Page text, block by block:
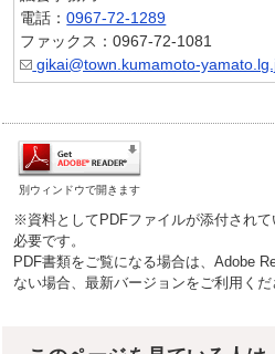
電話：0967-72-1289
ファックス：0967-72-1081
gikai@town.kumamoto-
別ウィンドウで開きます
※資料としてPDFファイルが添付され
必要です。
PDF書類をご覧になる場合は、Adobe
ない場合、最新バージョンをご利用くだ